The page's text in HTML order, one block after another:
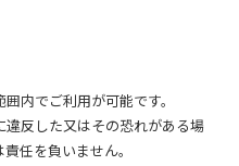
内でご利用が可能です。
反した又はその恐れがある場
任を負いません。